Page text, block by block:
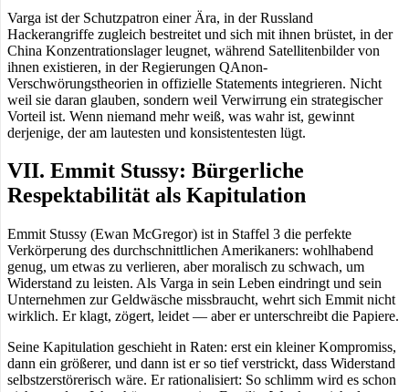
Varga ist der Schutzpatron einer Ära, in der Russland
Hackerangriffe zugleich bestreitet und sich mit ihnen brüstet, in der
China Konzentrationslager leugnet, während Satellitenbilder von
ihnen existieren, in der Regierungen QAnon-
Verschwörungstheorien in offizielle Statements integrieren. Nicht
weil sie daran glauben, sondern weil Verwirrung ein strategischer
Vorteil ist. Wenn niemand mehr weiß, was wahr ist, gewinnt
derjenige, der am lautesten und konsistentesten lügt.
VII. Emmit Stussy: Bürgerliche
Respektabilität als Kapitulation
Emmit Stussy (Ewan McGregor) ist in Staffel 3 die perfekte
Verkörperung des durchschnittlichen Amerikaners: wohlhabend
genug, um etwas zu verlieren, aber moralisch zu schwach, um
Widerstand zu leisten. Als Varga in sein Leben eindringt und sein
Unternehmen zur Geldwäsche missbraucht, wehrt sich Emmit nicht
wirklich. Er klagt, zögert, leidet — aber er unterschreibt die Papiere.
Seine Kapitulation geschieht in Raten: erst ein kleiner Kompromiss,
dann ein größerer, und dann ist er so tief verstrickt, dass Widerstand
selbstzerstörerisch wäre. Er rationalisiert: So schlimm wird es schon